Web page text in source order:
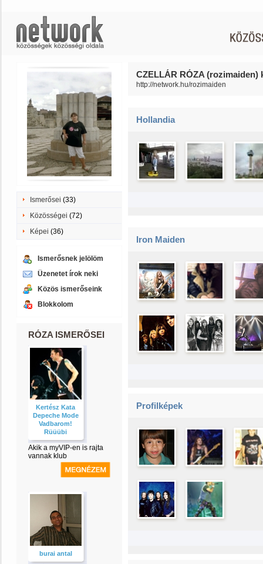
Ismerősei (33)
Közösségei (72)
Képei (36)
Ismerősnek jelölöm
Üzenetet írok neki
Közös ismerőseink
Blokkolom
RÓZA ISMERŐSEI
Kertész Kata
Depeche Mode
Vadbarom!
Rüüübi
Akik a myVIP-en is rajta
vannak klub
burai antal
CZELLÁR RÓZA (rozimaiden)
http://network.hu/rozimaiden
Hollandia
Iron Maiden
Profilképek